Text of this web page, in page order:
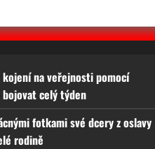
na veřejnosti pomocí
celý týden
fotkami své dcery z oslavy
rodině